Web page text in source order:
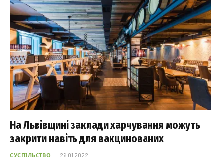
На Львівщині заклади харчування можуть
закрити навіть для вакцинованих
СУСПІЛЬСТВО 26.01.2022